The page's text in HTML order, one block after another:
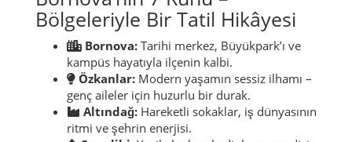
Bölgeleriyle Bir Tatil Hikâyesi
Bornova: Tarihi merkez, Büyükpark’ı ve
kampüs hayatıyla ilçenin kalbi.
Özkanlar: Modern yaşamın sessiz ilhamı –
genç aileler için huzurlu bir durak.
Altındağ: Hareketli sokaklar, iş dünyasının
ritmi ve şehrin enerjisi.